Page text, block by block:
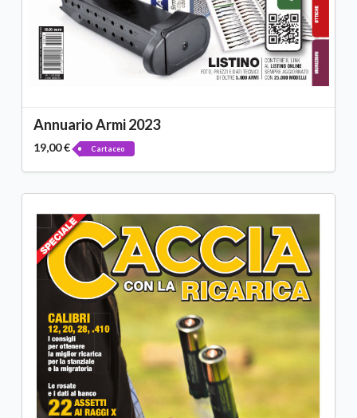
Annuario Armi 2023
19,00 € Cartaceo